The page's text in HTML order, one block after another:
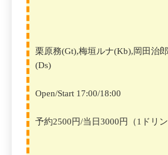
栗原務(Gt),梅垣ルナ(Kb),岡田治
(Ds)
Open/Start 17:00/18:00
予約2500円/当日3000円（1ドリン